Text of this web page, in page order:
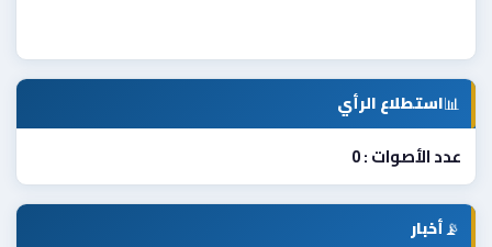
📊استطلاع الرأي
عدد الأصوات : 0
📡أخبار